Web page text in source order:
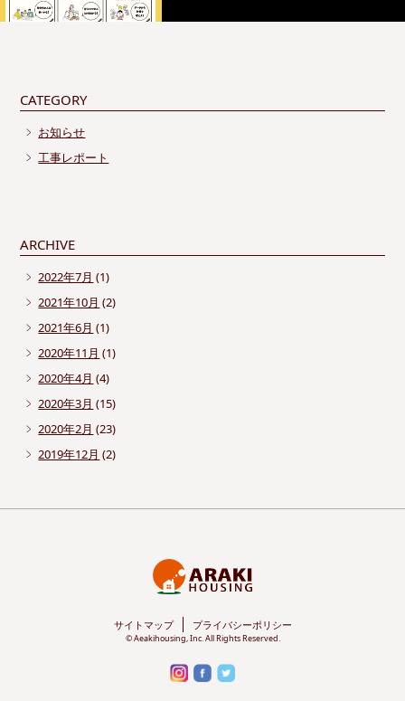
CATEGORY
お知らせ
工事レポート
ARCHIVE
2022年7月 (1)
2021年10月 (2)
2021年6月 (1)
2020年11月 (1)
2020年4月 (4)
2020年3月 (15)
2020年2月 (23)
2019年12月 (2)
サイトマップ プライバシーポリシー
© Aeakihousing, Inc. All Rights Reserved.